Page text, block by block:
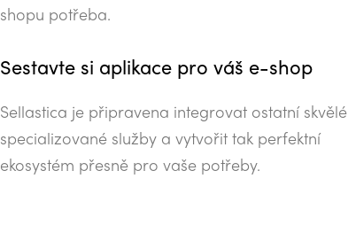
shopu potřeba.
Sestavte si aplikace pro váš e-shop
Sellastica je připravena integrovat ostatní skvělé
specializované služby a vytvořit tak perfektní
ekosystém přesně pro vaše potřeby.